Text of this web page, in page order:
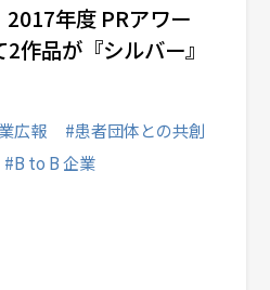
年度 PRアワー
作品が『シルバー』
広報
#患者団体との共創
#B to B 企業